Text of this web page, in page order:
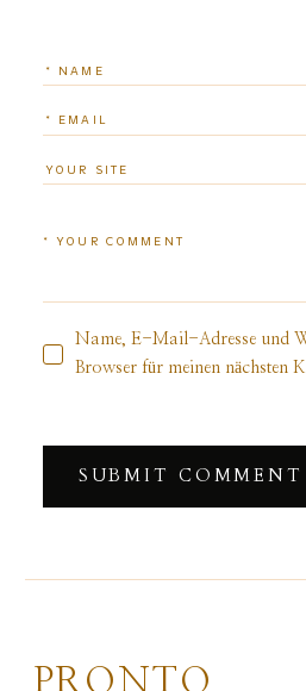
Name, E-Mail-Adresse und
Browser für meinen nächsten
PRONTO